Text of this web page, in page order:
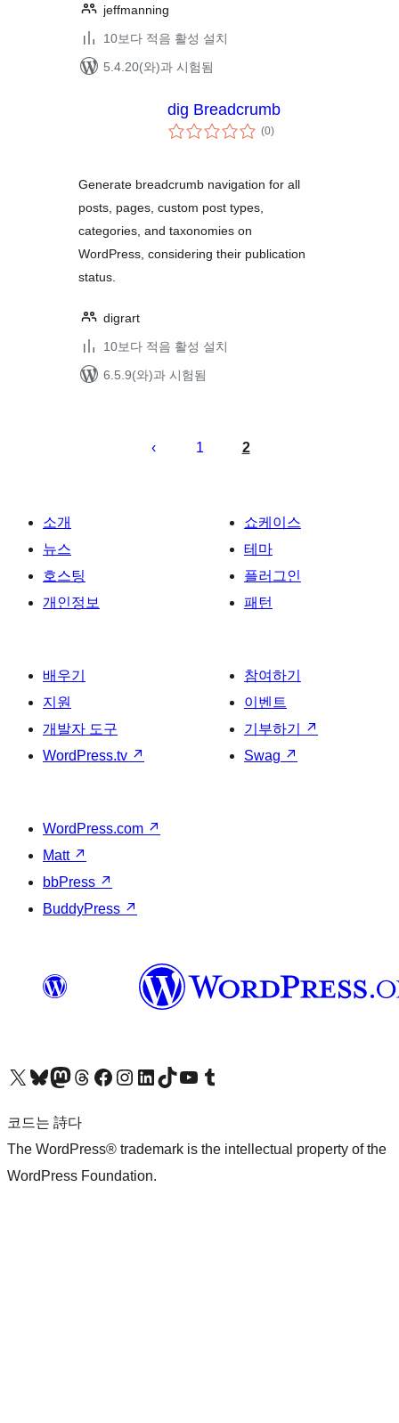
jeffmanning
10보다 적음 활성 설치
5.4.20(와)과 시험됨
dig Breadcrumb
(0전
체)
Generate breadcrumb navigation for all
posts, pages, custom post types,
categories, and taxonomies on
WordPress, considering their publication
status.
digrart
10보다 적음 활성 설치
6.5.9(와)과 시험됨
1 2
소개
뉴스
호스팅
개인정보
쇼케이스
테마
플러그인
패턴
배우기
지원
개발자 도구
WordPress.tv ↗
참여하기
이벤트
기부하기
↗
Swag ↗
WordPress.com ↗
Matt ↗
bbPress ↗
BuddyPress ↗
X(이전 트위터) 계정 방문하기블루스카이 계정 방문하기마스토돈 계정 방문하기스레드 계정 방문하기 페이스북 페이지 방문하기인스타그램 계정 방문하기 LinkedIn 계정 방문하기틱톡 계정 방문하기유튜브 채널 방문하기 텀블러 계정 방문하기
코드는 詩다
The WordPress® trademark is the intellectual property of the
WordPress Foundation.